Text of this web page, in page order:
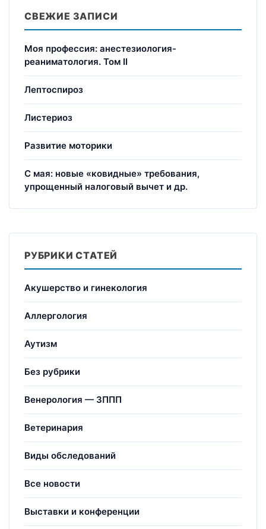
СВЕЖИЕ ЗАПИСИ
Моя профессия: анестезиология-
реаниматология. Том II
Лептоспироз
Листериоз
Развитие моторики
С мая: новые «ковидные» требования,
упрощенный налоговый вычет и др.
РУБРИКИ СТАТЕЙ
Акушерство и гинекология
Аллергология
Аутизм
Без рубрики
Венерология — ЗППП
Ветеринария
Виды обследований
Все новости
Выставки и конференции